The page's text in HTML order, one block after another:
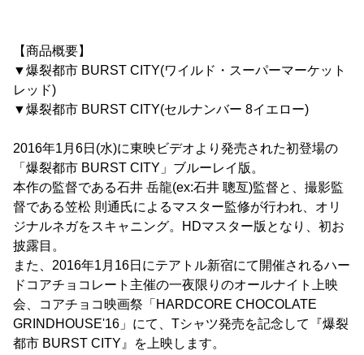
【商品概要】
▼爆裂都市 BURST CITY(ワイルド・スーパーマーケット
レッド)
▼爆裂都市 BURST CITY(セルナンバー 8イエロー)
2016年1月6日(水)に東映ビデオより発売された初登場の
「爆裂都市 BURST CITY」ブルーレイ版。
本作の監督である石井 岳龍(ex:石井 聰亙)監督と、撮影監
督である笠松 則通氏によるマスター監修が行われ、オリ
ジナルネガをスキャニング。HDマスター版となり、初お
披露目。
また、2016年1月16日にテアトル新宿にて開催されるハー
ドコアチョコレート主催の一夜限りのオールナイト上映
会、コアチョコ映画祭「HARDCORE CHOCOLATE
GRINDHOUSE'16」にて、Tシャツ発売を記念して『爆裂
都市 BURST CITY』を上映します。